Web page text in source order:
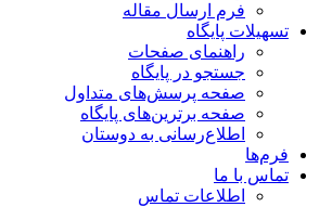
فرم ارسال مقاله
تسهیلات پایگاه
راهنمای صفحات
جستجو در پایگاه
صفحه پرسش‌های متداول
صفحه برترین‌های پایگاه
اطلاع‌رسانی به دوستان
فرم‌ها
تماس با ما
اطلاعات تماس